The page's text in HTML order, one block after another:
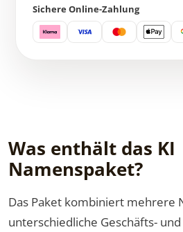
Sichere Online-Zahlung
Was enthält das KI
Namenspaket?
Das Paket kombiniert mehrere
unterschiedliche Geschäfts-